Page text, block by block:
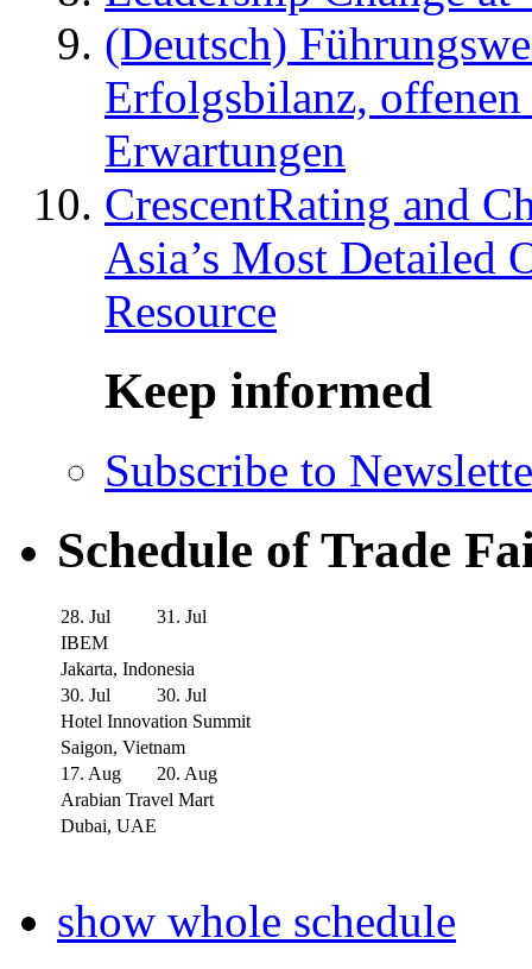
(Deutsch)
Erfolgsbilanz,
Erwartungen
CrescentRating and
Asia’s Most Detailed
Resource
Keep informed
Subscribe to
Schedule of Trade
28. Jul
31. Jul
IBEM
Jakarta, Indonesia
30. Jul
30. Jul
Hotel Innovation Summit
Saigon, Vietnam
17. Aug
20. Aug
Arabian Travel Mart
Dubai, UAE
show whole schedule